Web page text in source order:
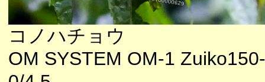
コノハチョウ
OM SYSTEM OM-1